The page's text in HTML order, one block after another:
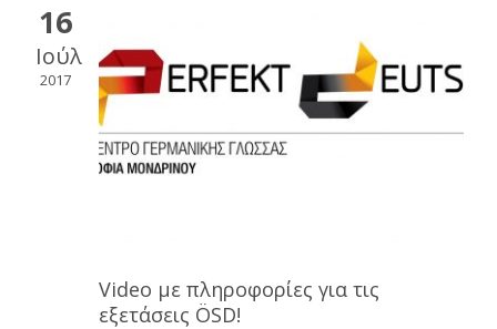
16
Ιούλ
2017
Video με πληροφορίες για τις
εξετάσεις ÖSD!